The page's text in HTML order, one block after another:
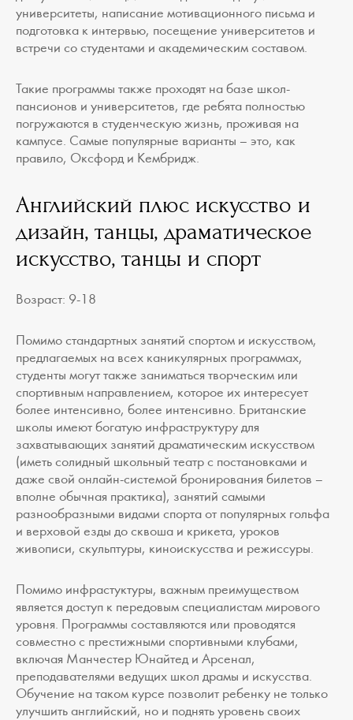
университеты, написание мотивационного письма и
подготовка к интервью, посещение университетов и
встречи со студентами и академическим составом.
Такие программы также проходят на базе школ-
пансионов и университетов, где ребята полностью
погружаются в студенческую жизнь, проживая на
кампусе. Самые популярные варианты – это, как
правило, Оксфорд и Кембридж.
Английский плюс искусство и
дизайн, танцы, драматическое
искусство, танцы и спорт
Возраст: 9-18
Помимо стандартных занятий спортом и искусством,
предлагаемых на всех каникулярных программах,
студенты могут также заниматься творческим или
спортивным направлением, которое их интересует
более интенсивно, более интенсивно. Британские
школы имеют богатую инфраструктуру для
захватывающих занятий драматическим искусством
(иметь солидный школьный театр с постановками и
даже свой онлайн-системой бронирования билетов –
вполне обычная практика), занятий самыми
разнообразными видами спорта от популярных гольфа
и верховой езды до сквоша и крикета, уроков
живописи, скульптуры, киноискусства и режиссуры.
Помимо инфрастуктуры, важным преимуществом
является доступ к передовым специалистам мирового
уровня. Программы составляются или проводятся
совместно с престижными спортивными клубами,
включая Манчестер Юнайтед и Арсенал,
преподавателями ведущих школ драмы и искусства.
Обучение на таком курсе позволит ребенку не только
улучшить английский, но и поднять уровень своих